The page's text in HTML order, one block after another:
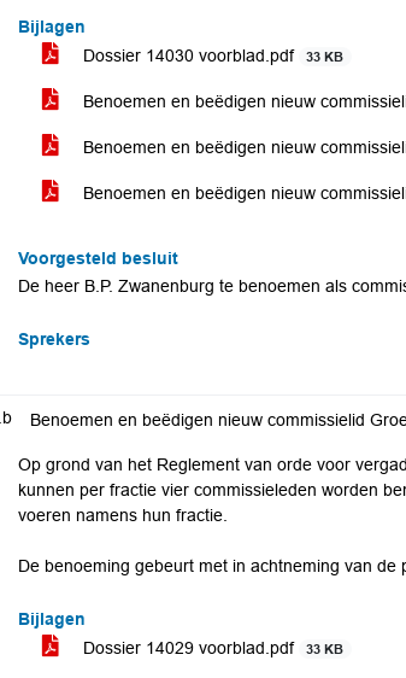
Bijlagen
Dossier 14030 voorblad.pdf
33 KB
Benoemen en beëdigen nieuw
Benoemen en beëdigen nieuw
Benoemen en beëdigen nieuw
Voorgesteld besluit
De heer B.P. Zwanenburg te benoemen als
Sprekers
Benoemen en beëdigen nieuw commissielid
Op grond van het Reglement van orde voor
kunnen per fractie vier commissieleden worden
voeren namens hun fractie.
De benoeming gebeurt met in achtneming van
Bijlagen
Dossier 14029 voorblad.pdf
33 KB